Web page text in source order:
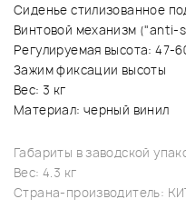
Сиденье стилизованное
Винтовой механизм ("anti-
Регулируемая высота: 47-
Зажим фиксации высоты
Вес: 3 кг
Материал: черный винил
Габариты в заводской
Вес: 4.3 кг
Страна-производитель: